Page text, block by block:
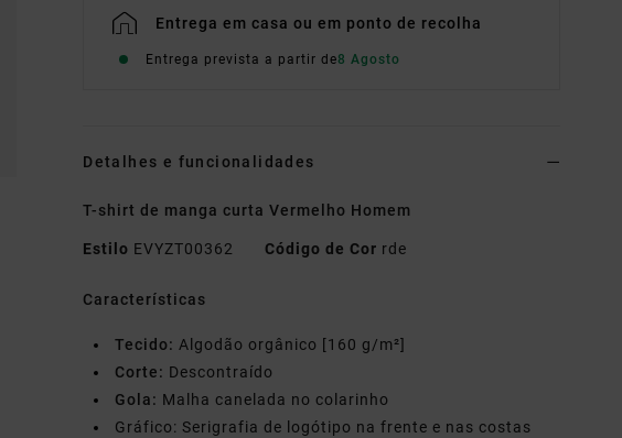
Entrega em casa ou em ponto de recolha
Entrega prevista a partir de8 Agosto
Detalhes e funcionalidades
T-shirt de manga curta Vermelho Homem
Estilo EVYZT00362 Código de Cor rde
Características
Tecido: Algodão orgânico [160 g/m²]
Corte: Descontraído
Gola: Malha canelada no colarinho
Gráfico: Serigrafia de logótipo na frente e nas costas